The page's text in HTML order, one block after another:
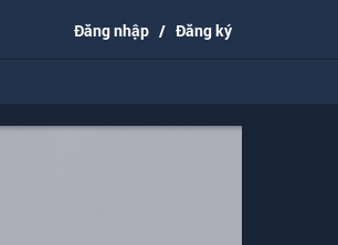
Đăng nhập / Đăng ký